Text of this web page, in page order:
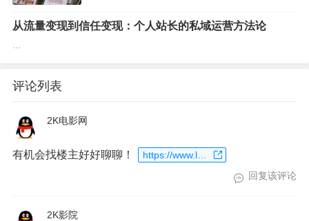
从流量变现到信任变现：个人站长的私域运营方法论
…
评论列表
2K电影网
有机会找楼主好好聊聊！
回复该评论
2K影院